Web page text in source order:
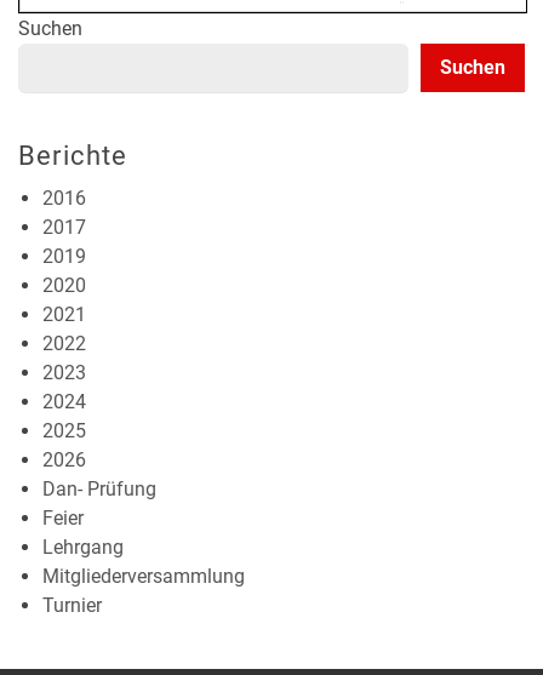
Suchen
Suchen
Berichte
2016
2017
2019
2020
2021
2022
2023
2024
2025
2026
Dan- Prüfung
Feier
Lehrgang
Mitgliederversammlung
Turnier